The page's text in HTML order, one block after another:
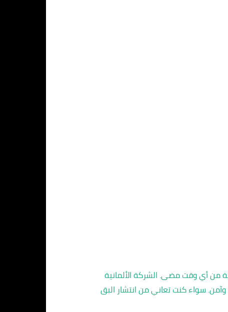
من أي وقت مضى. الشركة الألمانية
سواء كنت تعاني من انتشار البق